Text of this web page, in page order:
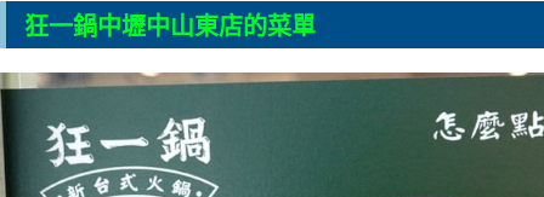
狂一鍋中壢中山東店的菜單